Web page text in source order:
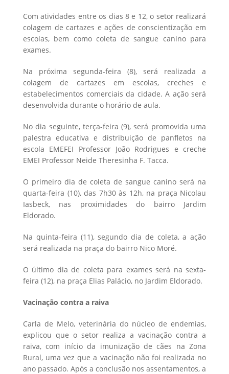
Com atividades entre os dias 8 e 12, o setor realizará
colagem de cartazes e ações de conscientização em
escolas, bem como coleta de sangue canino para
exames.
Na próxima segunda-feira (8), será realizada a
colagem de cartazes em escolas, creches e
estabelecimentos comerciais da cidade. A ação será
desenvolvida durante o horário de aula.
No dia seguinte, terça-feira (9), será promovida uma
palestra educativa e distribuição de panfletos na
escola EMEFEI Professor João Rodrigues e creche
EMEI Professor Neide Theresinha F. Tacca.
O primeiro dia de coleta de sangue canino será na
quarta-feira (10), das 7h30 às 12h, na praça Nicolau
Iasbeck, nas proximidades do bairro Jardim
Eldorado.
Na quinta-feira (11), segundo dia de coleta, a ação
será realizada na praça do bairro Nico Moré.
O último dia de coleta para exames será na sexta-
feira (12), na praça Elias Palácio, no Jardim Eldorado.
Vacinação contra a raiva
Carla de Melo, veterinária do núcleo de endemias,
explicou que o setor realiza a vacinação contra a
raiva, com início da imunização de cães na Zona
Rural, uma vez que a vacinação não foi realizada no
ano passado. Após a conclusão nos assentamentos, a